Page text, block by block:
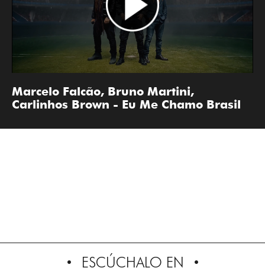
Marcelo Falcão, Bruno Martini,
Carlinhos Brown - Eu Me Chamo Brasil
ESCÚCHALO EN